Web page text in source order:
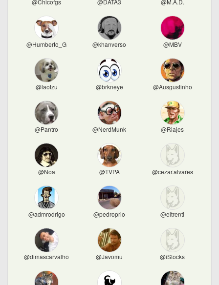
@Chicofgs @DATA3 @M.A.D.
@Humberto_G @khanverso @MBV
@laotzu @brkneye @Ausgustinho
@Pantro @NerdMunk @Riajes
@Noa @TVPA @cezar.alvares
@admrodrigo @pedroprio @eltrenti
@dimascarvalho @Javomu @iStocks